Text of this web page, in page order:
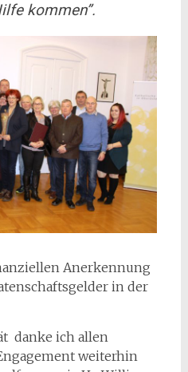
kommen”.
Anerkennung
in der
danke ich allen
weiterhin